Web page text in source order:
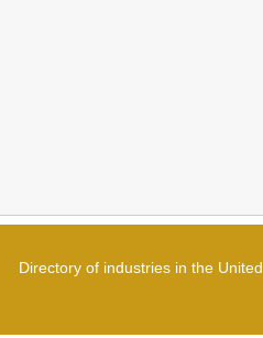
دليل الصناعات في الولايات المتحدة الأمريكية , شركات صناعية في الولايات المتحدة الأمريكية , Directory of industries in the United